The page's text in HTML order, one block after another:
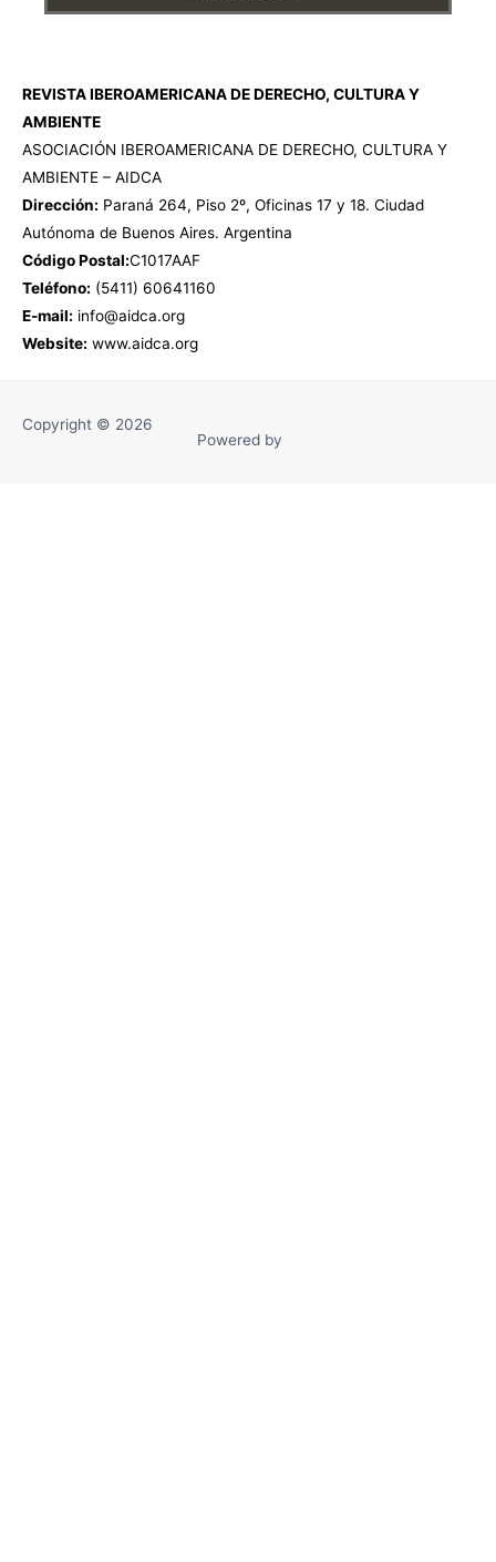
REVISTA IBEROAMERICANA DE DERECHO, CULTURA Y
AMBIENTE
ASOCIACIÓN IBEROAMERICANA DE DERECHO, CULTURA Y
AMBIENTE – AIDCA
Dirección: Paraná 264, Piso 2º, Oficinas 17 y 18. Ciudad
Autónoma de Buenos Aires. Argentina
Código Postal:C1017AAF
Teléfono: (5411) 60641160
E-mail: info@aidca.org
Website: www.aidca.org
Copyright © 2026
Powered by